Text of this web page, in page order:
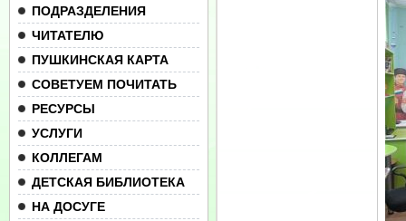
ПОДРАЗДЕЛЕНИЯ
ЧИТАТЕЛЮ
ПУШКИНСКАЯ КАРТА
СОВЕТУЕМ ПОЧИТАТЬ
РЕСУРСЫ
УСЛУГИ
КОЛЛЕГАМ
ДЕТСКАЯ БИБЛИОТЕКА
НА ДОСУГЕ